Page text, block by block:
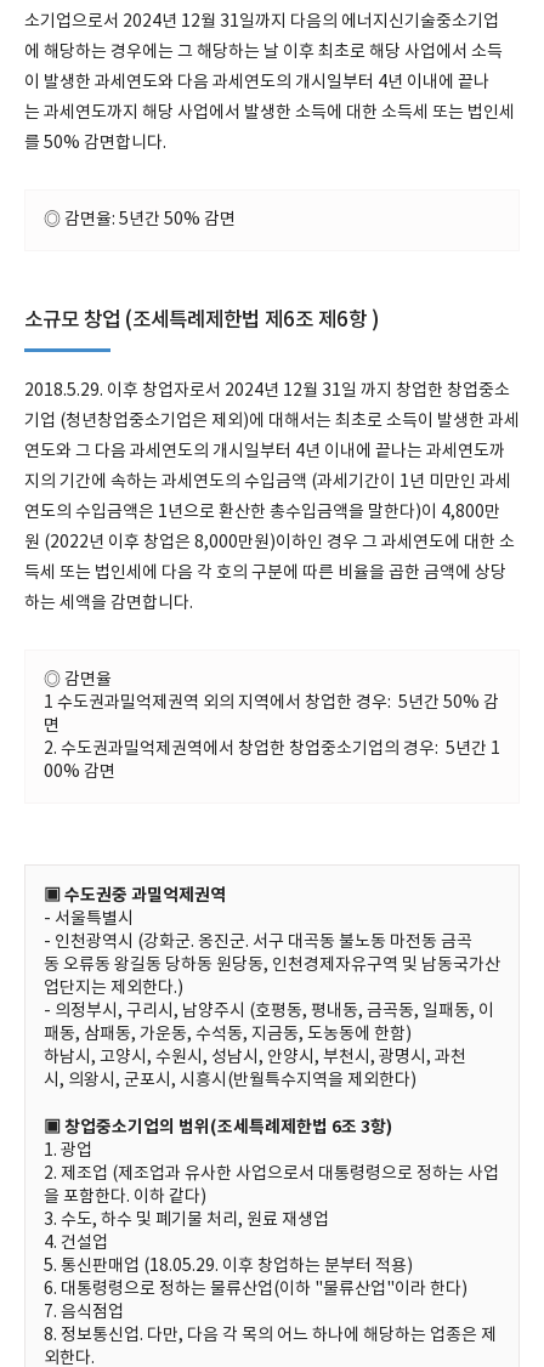
소기업으로서 2024년 12월 31일까지 다음의 에너지신기술중소기업
에 해당하는 경우에는 그 해당하는 날 이후 최초로 해당 사업에서 소득
이 발생한 과세연도와 다음 과세연도의 개시일부터 4년 이내에 끝나
는 과세연도까지 해당 사업에서 발생한 소득에 대한 소득세 또는 법인세
를 50% 감면합니다.
◎ 감면율: 5년간 50% 감면
소규모 창업 (조세특례제한법 제6조 제6항 )
2018.5.29. 이후 창업자로서 2024년 12월 31일 까지 창업한 창업중소
기업 (청년창업중소기업은 제외)에 대해서는 최초로 소득이 발생한 과세
연도와 그 다음 과세연도의 개시일부터 4년 이내에 끝나는 과세연도까
지의 기간에 속하는 과세연도의 수입금액 (과세기간이 1년 미만인 과세
연도의 수입금액은 1년으로 환산한 총수입금액을 말한다)이 4,800만
원 (2022년 이후 창업은 8,000만원)이하인 경우 그 과세연도에 대한 소
득세 또는 법인세에 다음 각 호의 구분에 따른 비율을 곱한 금액에 상당
하는 세액을 감면합니다.
◎ 감면율
1 수도권과밀억제권역 외의 지역에서 창업한 경우: 5년간 50% 감
면
2. 수도권과밀억제권역에서 창업한 창업중소기업의 경우: 5년간 1
00% 감면
▣ 수도권중 과밀억제권역
- 서울특별시
- 인천광역시 (강화군. 옹진군. 서구 대곡동 불노동 마전동 금곡
동 오류동 왕길동 당하동 원당동, 인천경제자유구역 및 남동국가산
업단지는 제외한다.)
- 의정부시, 구리시, 남양주시 (호평동, 평내동, 금곡동, 일패동, 이
패동, 삼패동, 가운동, 수석동, 지금동, 도농동에 한함)
하남시, 고양시, 수원시, 성남시, 안양시, 부천시, 광명시, 과천
시, 의왕시, 군포시, 시흥시(반월특수지역을 제외한다)
▣ 창업중소기업의 범위(조세특례제한법 6조 3항)
1. 광업
2. 제조업 (제조업과 유사한 사업으로서 대통령령으로 정하는 사업
을 포함한다. 이하 같다)
3. 수도, 하수 및 폐기물 처리, 원료 재생업
4. 건설업
5. 통신판매업 (18.05.29. 이후 창업하는 분부터 적용)
6. 대통령령으로 정하는 물류산업(이하 "물류산업"이라 한다)
7. 음식점업
8. 정보통신업. 다만, 다음 각 목의 어느 하나에 해당하는 업종은 제
외한다.